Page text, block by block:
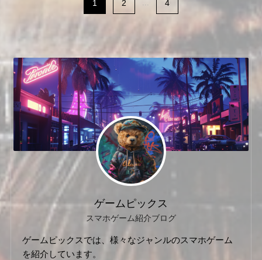
1 2 4
ゲームピックス
スマホゲーム紹介ブログ
ゲームピックスでは、様々なジャンルのスマホゲーム
を紹介しています。